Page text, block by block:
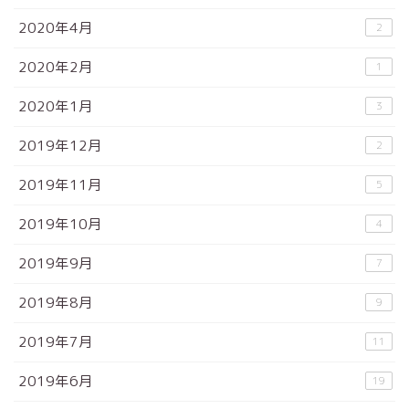
2020年4月 2
2020年2月 1
2020年1月 3
2019年12月 2
2019年11月 5
2019年10月 4
2019年9月 7
2019年8月 9
2019年7月 11
2019年6月 19